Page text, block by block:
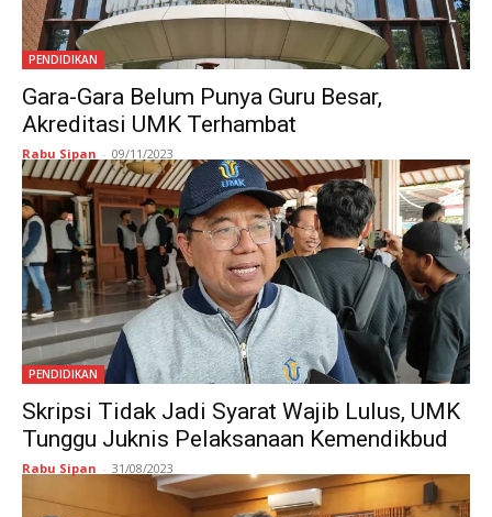
PENDIDIKAN
Gara-Gara Belum Punya Guru Besar,
Akreditasi UMK Terhambat
Rabu Sipan - 09/11/2023
PENDIDIKAN
Skripsi Tidak Jadi Syarat Wajib Lulus, UMK
Tunggu Juknis Pelaksanaan Kemendikbud
Rabu Sipan - 31/08/2023